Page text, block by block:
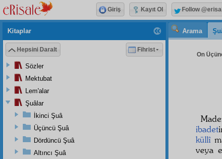
Arama
On
ibadet
küllî
veya
Kitaplar
Hepsini Daralt Fihrist
Sözler
Mektubat
Lem'alar
Şuâlar
İkinci Şuâ
Üçüncü Şuâ
Dördüncü Şuâ
Altıncı Şuâ
Giriş Kayıt Ol Follow